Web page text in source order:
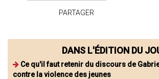
PARTAGER
DANS L'ÉDITION DU
Ce qu'il faut retenir du discours de
contre la violence des jeunes